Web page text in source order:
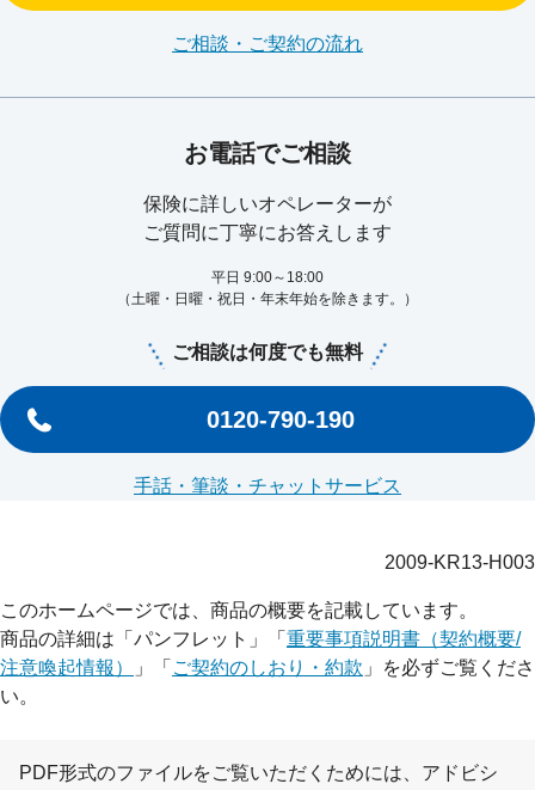
ご相談・ご契約の流れ
お電話でご相談
保険に詳しいオペレーターが
ご質問に丁寧にお答えします
平日 9:00～18:00
（土曜・日曜・祝日・年末年始を除きます。）
ご相談は何度でも無料
0120-790-190
手話・筆談・チャットサービス
2009-KR13-H003
このホームページでは、商品の概要を記載しています。
商品の詳細は「パンフレット」「 重要事項説明書（契約概要/
注意喚起情報）
」「 ご契約のしおり・約款 」を必ずご覧くださ
い。
PDF形式のファイルをご覧いただくためには、アドビシ